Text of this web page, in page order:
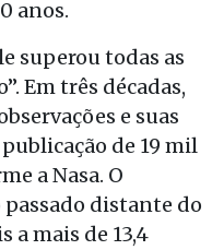
anos.
superou todas as
Em três décadas,
e suas
de 19 mil
a Nasa. O
distante do
a mais de 13,4